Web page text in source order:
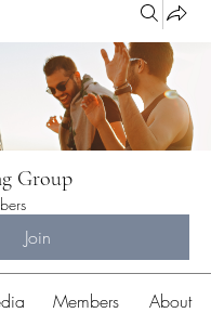
Group
Join
Members About